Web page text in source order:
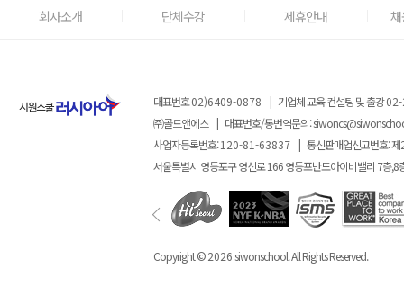
회사소개 단체수강 제휴안내
대표번호02)6409-0878 | 기업체 교육 컨설팅 및 출강
㈜골드앤에스 | 대표번호/통번역문의:
사업자등록번호:120-81-63837 | 통신판매업신고번호: 제
서울특별시 영등포구 영신로 166 영등포반도아이비밸리 7층,8
Copyright ©2026siwonschool. All Rights Reserved.